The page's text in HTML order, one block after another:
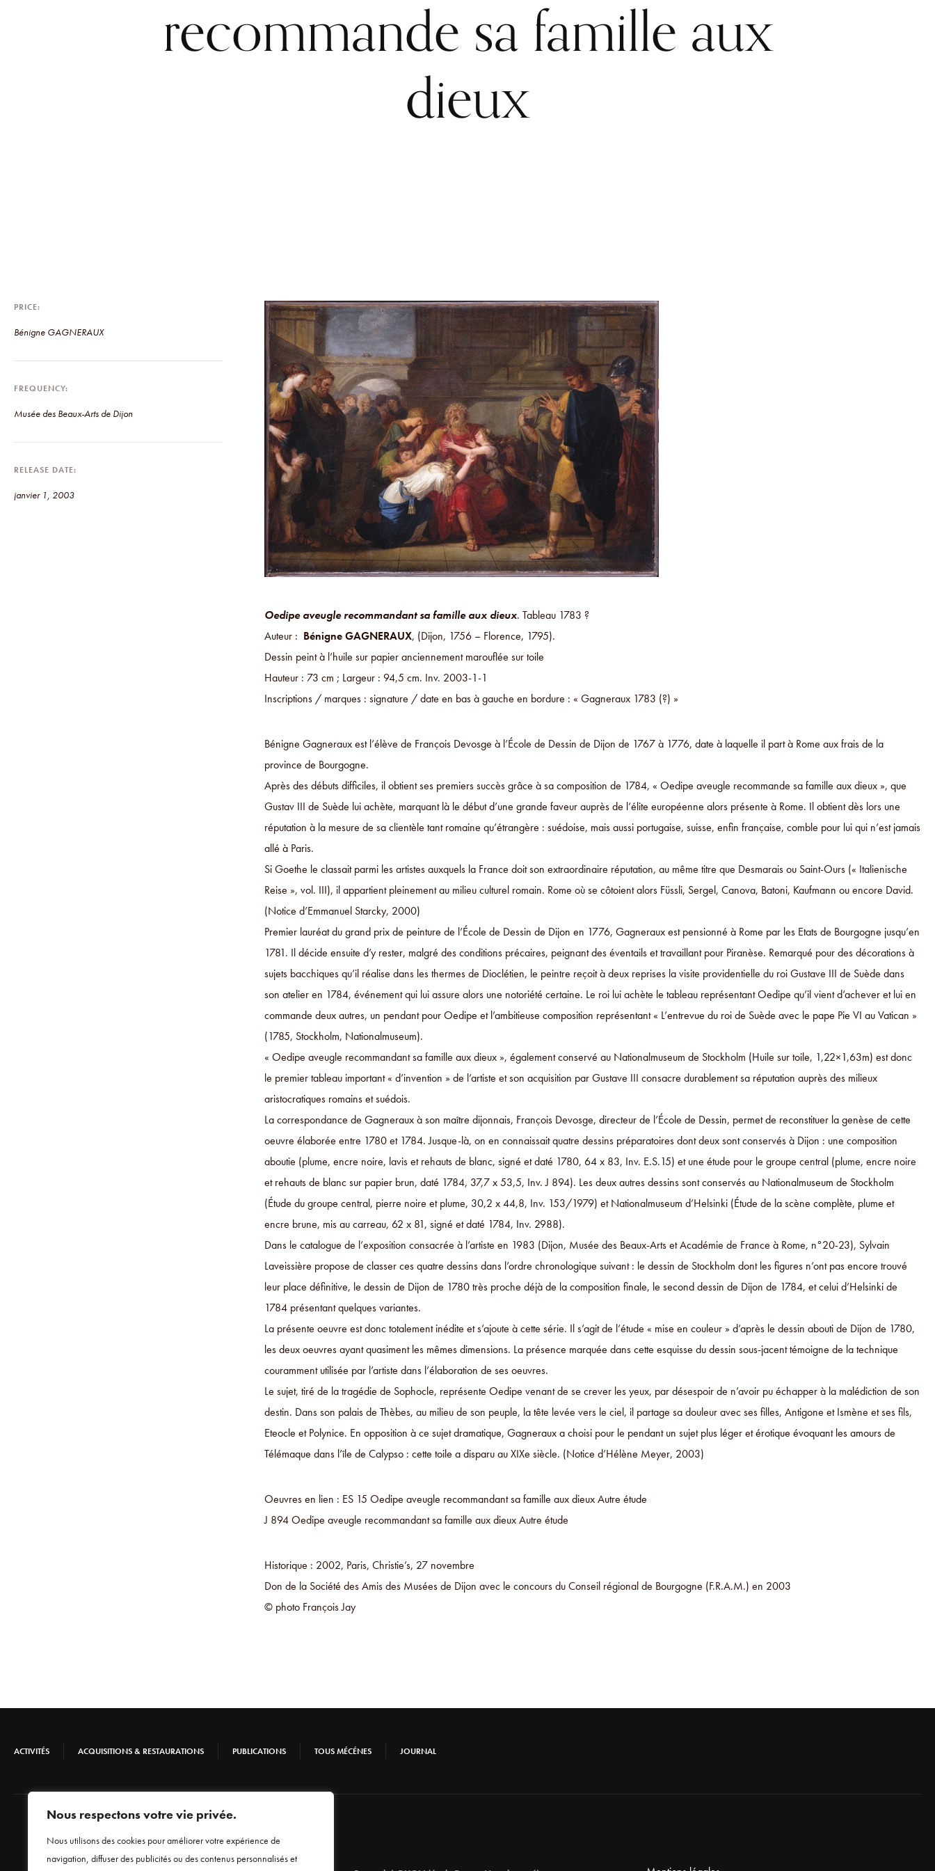
Nous respectons votre vie privée.
Nous utilisons des cookies pour améliorer votre expérience de
navigation, diffuser des publicités ou des contenus personnalisés et
recommande sa famille aux
dieux
Oedipe aveugle recommandant sa famille aux dieux. Tableau 1783 ?
Auteur : Bénigne GAGNERAUX, (Dijon, 1756 – Florence, 1795).
Dessin peint à l’huile sur papier anciennement marouflée sur toile
Hauteur : 73 cm ; Largeur : 94,5 cm. Inv. 2003-1-1
Inscriptions / marques : signature / date en bas à gauche en bordure : « Gagneraux 1783 (?) »
Bénigne Gagneraux est l’élève de François Devosge à l’École de Dessin de Dijon de 1767 à 1776, date à laquelle il part à Rome aux frais de la
province de Bourgogne.
Après des débuts difficiles, il obtient ses premiers succès grâce à sa composition de 1784, « Oedipe aveugle recommande sa famille aux dieux », que
Gustav III de Suède lui achète, marquant là le début d’une grande faveur auprès de l’élite européenne alors présente à Rome. Il obtient dès lors une
réputation à la mesure de sa clientèle tant romaine qu’étrangère : suédoise, mais aussi portugaise, suisse, enfin française, comble pour lui qui n’est jamais
allé à Paris.
Si Goethe le classait parmi les artistes auxquels la France doit son extraordinaire réputation, au même titre que Desmarais ou Saint-Ours (« Italienische
Reise », vol. III), il appartient pleinement au milieu culturel romain. Rome où se côtoient alors Füssli, Sergel, Canova, Batoni, Kaufmann ou encore David.
(Notice d’Emmanuel Starcky, 2000)
Premier lauréat du grand prix de peinture de l’École de Dessin de Dijon en 1776, Gagneraux est pensionné à Rome par les Etats de Bourgogne jusqu’en
1781. Il décide ensuite d’y rester, malgré des conditions précaires, peignant des éventails et travaillant pour Piranèse. Remarqué pour des décorations à
sujets bacchiques qu’il réalise dans les thermes de Dioclétien, le peintre reçoit à deux reprises la visite providentielle du roi Gustave III de Suède dans
son atelier en 1784, événement qui lui assure alors une notoriété certaine. Le roi lui achète le tableau représentant Oedipe qu’il vient d’achever et lui en
commande deux autres, un pendant pour Oedipe et l’ambitieuse composition représentant « L’entrevue du roi de Suède avec le pape Pie VI au Vatican »
(1785, Stockholm, Nationalmuseum).
« Oedipe aveugle recommandant sa famille aux dieux », également conservé au Nationalmuseum de Stockholm (Huile sur toile, 1,22×1,63m) est donc
le premier tableau important « d’invention » de l’artiste et son acquisition par Gustave III consacre durablement sa réputation auprès des milieux
aristocratiques romains et suédois.
La correspondance de Gagneraux à son maître dijonnais, François Devosge, directeur de l’École de Dessin, permet de reconstituer la genèse de cette
oeuvre élaborée entre 1780 et 1784. Jusque-là, on en connaissait quatre dessins préparatoires dont deux sont conservés à Dijon : une composition
aboutie (plume, encre noire, lavis et rehauts de blanc, signé et daté 1780, 64 x 83, Inv. E.S.15) et une étude pour le groupe central (plume, encre noire
et rehauts de blanc sur papier brun, daté 1784, 37,7 x 53,5, Inv. J 894). Les deux autres dessins sont conservés au Nationalmuseum de Stockholm
(Étude du groupe central, pierre noire et plume, 30,2 x 44,8, Inv. 153/1979) et Nationalmuseum d’Helsinki (Étude de la scène complète, plume et
encre brune, mis au carreau, 62 x 81, signé et daté 1784, Inv. 2988).
Dans le catalogue de l’exposition consacrée à l’artiste en 1983 (Dijon, Musée des Beaux-Arts et Académie de France à Rome, n°20-23), Sylvain
Laveissière propose de classer ces quatre dessins dans l’ordre chronologique suivant : le dessin de Stockholm dont les figures n’ont pas encore trouvé
leur place définitive, le dessin de Dijon de 1780 très proche déjà de la composition finale, le second dessin de Dijon de 1784, et celui d’Helsinki de
1784 présentant quelques variantes.
La présente oeuvre est donc totalement inédite et s’ajoute à cette série. Il s’agit de l’étude « mise en couleur » d’après le dessin abouti de Dijon de 1780,
les deux oeuvres ayant quasiment les mêmes dimensions. La présence marquée dans cette esquisse du dessin sous-jacent témoigne de la technique
couramment utilisée par l’artiste dans l’élaboration de ses oeuvres.
Le sujet, tiré de la tragédie de Sophocle, représente Oedipe venant de se crever les yeux, par désespoir de n’avoir pu échapper à la malédiction de son
destin. Dans son palais de Thèbes, au milieu de son peuple, la tête levée vers le ciel, il partage sa douleur avec ses filles, Antigone et Ismène et ses fils,
Eteocle et Polynice. En opposition à ce sujet dramatique, Gagneraux a choisi pour le pendant un sujet plus léger et érotique évoquant les amours de
Télémaque dans l’île de Calypso : cette toile a disparu au XIXe siècle. (Notice d’Hélène Meyer, 2003)
Oeuvres en lien : ES 15 Oedipe aveugle recommandant sa famille aux dieux Autre étude
J 894 Oedipe aveugle recommandant sa famille aux dieux Autre étude
Historique : 2002, Paris, Christie’s, 27 novembre
Don de la Société des Amis des Musées de Dijon avec le concours du Conseil régional de Bourgogne (F.R.A.M.) en 2003
© photo François Jay
PRICE
Bénigne GAGNERAUX
FREQUENCY
Musée des Beaux-Arts de Dijon
RELEASE DATE
janvier 1, 2003
ACTIVITÉS ACQUISITIONS & RESTAURATIONS PUBLICATIONS TOUS MÉCÉNES JOURNAL